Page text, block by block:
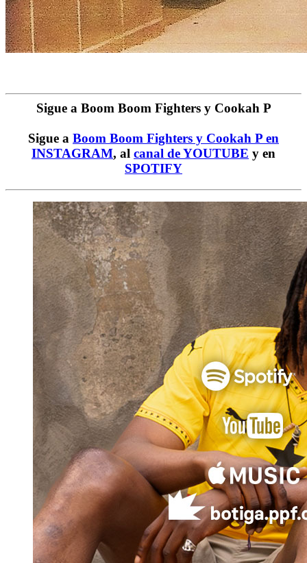
Sigue a Boom Boom Fighters y Cookah P
Sigue a Boom Boom Fighters y Cookah P en
INSTAGRAM, al canal de YOUTUBE y en
SPOTIFY